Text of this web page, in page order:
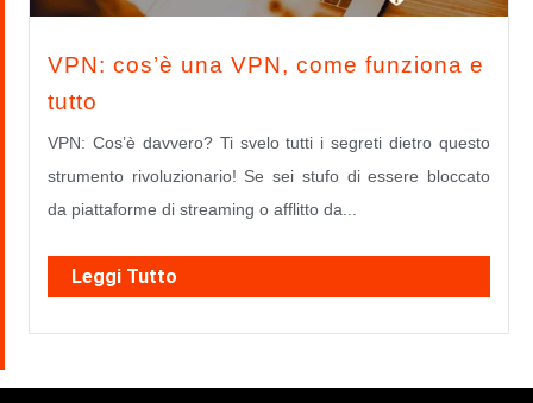
VPN: cos’è una VPN, come funziona e
tutto
VPN: Cos’è davvero? Ti svelo tutti i segreti dietro questo
strumento rivoluzionario! Se sei stufo di essere bloccato
da piattaforme di streaming o afflitto da...
Leggi Tutto